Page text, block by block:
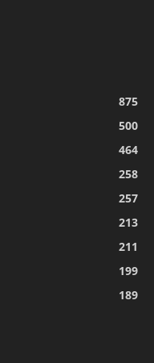
875
500
464
258
257
213
211
199
189